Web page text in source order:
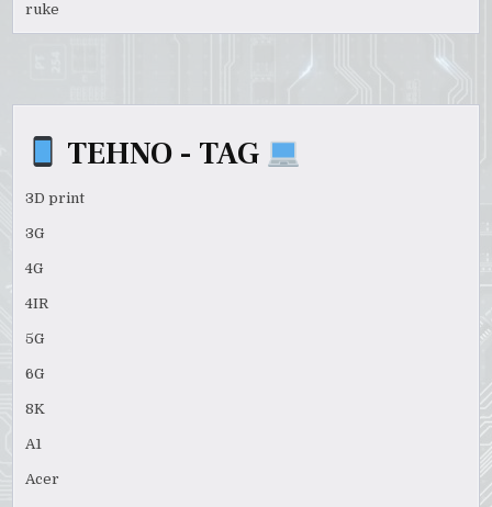
ruke
TEHNO - TAG
3D print
3G
4G
4IR
5G
6G
8K
A1
Acer